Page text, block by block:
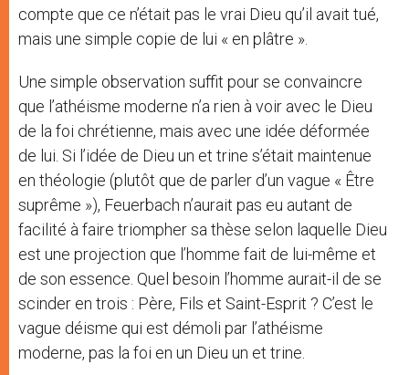
compte que ce n’était pas le vrai Dieu qu’il avait tué,
mais une simple copie de lui « en plâtre ».
Une simple observation suffit pour se convaincre
que l’athéisme moderne n’a rien à voir avec le Dieu
de la foi chrétienne, mais avec une idée déformée
de lui. Si l’idée de Dieu un et trine s’était maintenue
en théologie (plutôt que de parler d’un vague « Être
suprême »), Feuerbach n’aurait pas eu autant de
facilité à faire triompher sa thèse selon laquelle Dieu
est une projection que l’homme fait de lui-même et
de son essence. Quel besoin l’homme aurait-il de se
scinder en trois : Père, Fils et Saint-Esprit ? C’est le
vague déisme qui est démoli par l’athéisme
moderne, pas la foi en un Dieu un et trine.